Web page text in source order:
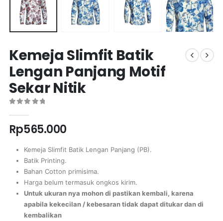
Kemeja Slimfit Batik
Lengan Panjang Motif
Sekar Nitik
Rp565.000
Kemeja Slimfit Batik Lengan Panjang (PB).
Batik Printing.
Bahan Cotton primisima.
Harga belum termasuk ongkos kirim.
Untuk ukuran nya mohon di pastikan kembali, karena
apabila kekecilan / kebesaran tidak dapat ditukar dan di
kembalikan